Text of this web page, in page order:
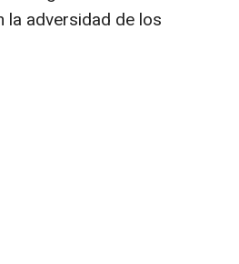
la adversidad de los